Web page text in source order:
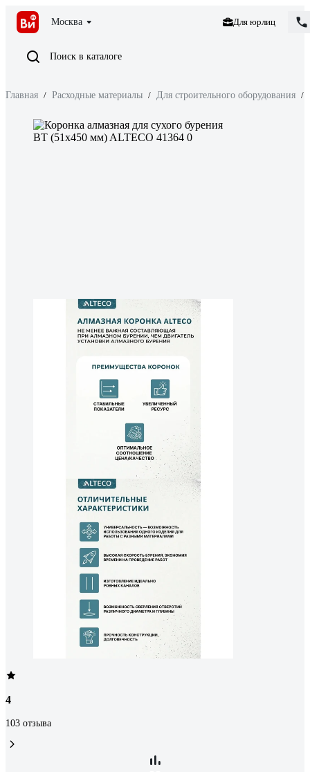
Москва Для юрлиц
Поиск в каталоге
Главная / Расходные материалы / Для строительного оборудования /
4
103 отзыва